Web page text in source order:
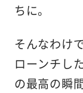
ちに。
そんなわけ
ローンチし
の最高の瞬